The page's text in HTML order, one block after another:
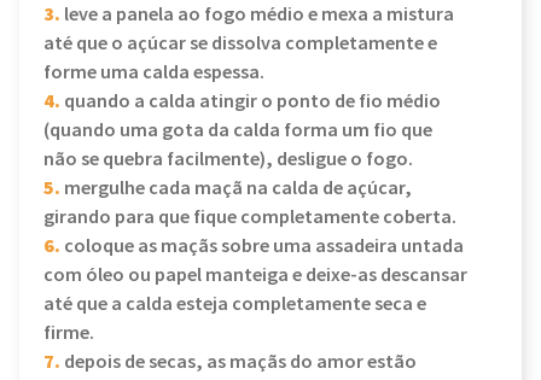
3. leve a panela ao fogo médio e mexa a mistura
até que o açúcar se dissolva completamente e
forme uma calda espessa.
4. quando a calda atingir o ponto de fio médio
(quando uma gota da calda forma um fio que
não se quebra facilmente), desligue o fogo.
5. mergulhe cada maçã na calda de açúcar,
girando para que fique completamente coberta.
6. coloque as maçãs sobre uma assadeira untada
com óleo ou papel manteiga e deixe-as descansar
até que a calda esteja completamente seca e
firme.
7. depois de secas, as maçãs do amor estão